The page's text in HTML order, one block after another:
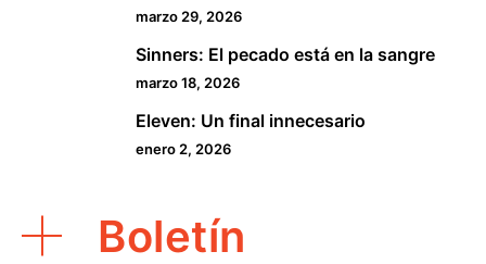
marzo 29, 2026
Sinners: El pecado está en la sangre
marzo 18, 2026
Eleven: Un final innecesario
enero 2, 2026
Boletín